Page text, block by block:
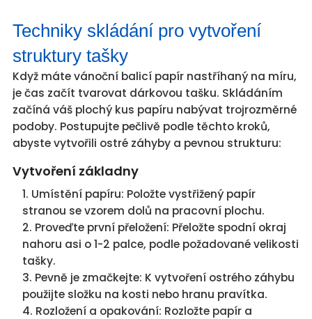
Techniky skládání pro vytvoření
struktury tašky
Když máte vánoční balicí papír nastříhaný na míru,
je čas začít tvarovat dárkovou tašku. Skládáním
začíná váš plochý kus papíru nabývat trojrozměrné
podoby. Postupujte pečlivě podle těchto kroků,
abyste vytvořili ostré záhyby a pevnou strukturu:
Vytvoření základny
Umístění papíru: Položte vystřižený papír
stranou se vzorem dolů na pracovní plochu.
Proveďte první přeložení: Přeložte spodní okraj
nahoru asi o 1-2 palce, podle požadované velikosti
tašky.
Pevně je zmačkejte: K vytvoření ostrého záhybu
použijte složku na kosti nebo hranu pravítka.
Rozložení a opakování: Rozložte papír a